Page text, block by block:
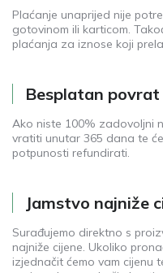
Plaćanje unaprijed nije
gotovinom ili karticom.
plaćanja za iznose koji
Besplatan
Ako niste 100% zadovoljni
vratiti unutar 365 dana te
potpunosti refundirati.
Jamstvo najniže
Surađujemo direktno s
najniže cijene. Ukoliko
izjednačit ćemo vam cijenu